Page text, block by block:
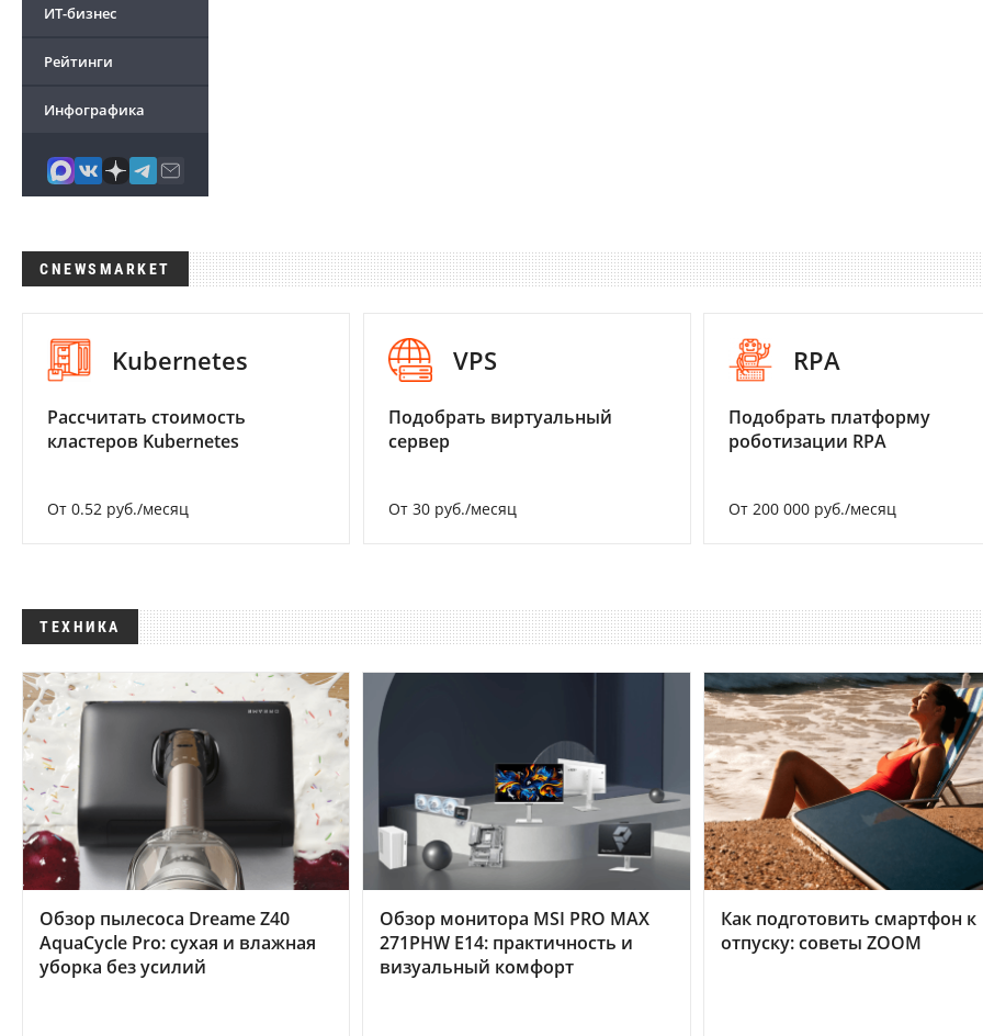
ИТ-бизнес
Рейтинги
Инфографика
CNEWSMARKET
Kubernetes
Рассчитать стоимость
кластеров Kubernetes
От 0.52 руб./месяц
VPS
Подобрать виртуальный
сервер
От 30 руб./месяц
RPA
Подобрать платформу
роботизации RPA
От 200 000 руб./месяц
ТЕХНИКА
Обзор пылесоса Dreame Z40
AquaCycle Pro: сухая и влажная
уборка без усилий
Обзор монитора MSI PRO MAX
271PHW E14: практичность и
визуальный комфорт
Как подготовить смартфон к
отпуску: советы ZOOM